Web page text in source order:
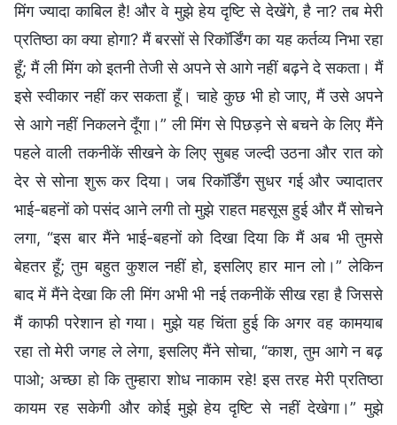
मिंग ज्यादा काबिल है! और वे मुझे हेय दृष्टि से देखेंगे, है ना? तब मेरी
प्रतिष्ठा का क्या होगा? मैं बरसों से रिकॉर्डिंग का यह कर्तव्य निभा रहा
हूँ; मैं ली मिंग को इतनी तेजी से अपने से आगे नहीं बढ़ने दे सकता। मैं
इसे स्वीकार नहीं कर सकता हूँ। चाहे कुछ भी हो जाए, मैं उसे अपने
से आगे नहीं निकलने दूँगा।” ली मिंग से पिछड़ने से बचने के लिए मैंने
पहले वाली तकनीकें सीखने के लिए सुबह जल्दी उठना और रात को
देर से सोना शुरू कर दिया। जब रिकॉर्डिंग सुधर गई और ज्यादातर
भाई-बहनों को पसंद आने लगी तो मुझे राहत महसूस हुई और मैं सोचने
लगा, “इस बार मैंने भाई-बहनों को दिखा दिया कि मैं अब भी तुमसे
बेहतर हूँ; तुम बहुत कुशल नहीं हो, इसलिए हार मान लो।” लेकिन
बाद में मैंने देखा कि ली मिंग अभी भी नई तकनीकें सीख रहा है जिससे
मैं काफी परेशान हो गया। मुझे यह चिंता हुई कि अगर वह कामयाब
रहा तो मेरी जगह ले लेगा, इसलिए मैंने सोचा, “काश, तुम आगे न बढ़
पाओ; अच्छा हो कि तुम्हारा शोध नाकाम रहे! इस तरह मेरी प्रतिष्ठा
कायम रह सकेगी और कोई मुझे हेय दृष्टि से नहीं देखेगा।” मुझे